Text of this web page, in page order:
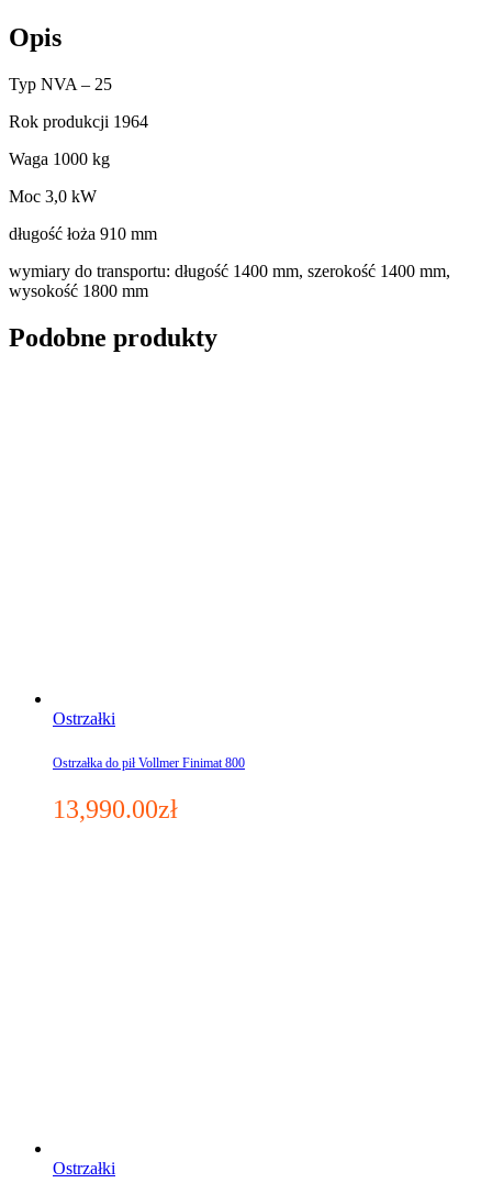
Opis
Typ NVA – 25
Rok produkcji 1964
Waga 1000 kg
Moc 3,0 kW
długość łoża 910 mm
wymiary do transportu: długość 1400 mm, szerokość 1400 mm,
wysokość 1800 mm
Podobne produkty
Ostrzałki
Ostrzałka do pił Vollmer Finimat 800
13,990.00zł
Ostrzałki